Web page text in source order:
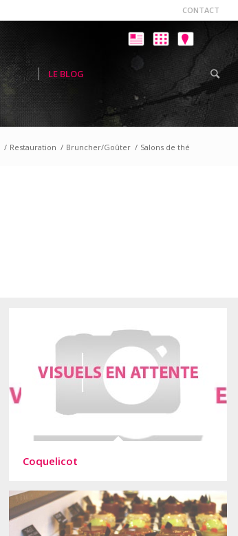
CONTACT
LE BLOG
/ Restauration / Bruncher/Goûter / Salons de thé
Coquelicot